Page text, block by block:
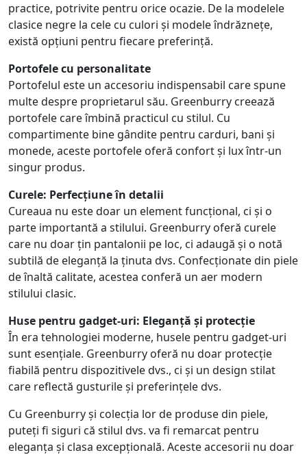
practice, potrivite pentru orice ocazie. De la modelele
clasice negre la cele cu culori și modele îndrăznețe,
există opțiuni pentru fiecare preferință.
Portofele cu personalitate
Portofelul este un accesoriu indispensabil care spune
multe despre proprietarul său. Greenburry creează
portofele care îmbină practicul cu stilul. Cu
compartimente bine gândite pentru carduri, bani și
monede, aceste portofele oferă confort și lux într-un
singur produs.
Curele: Perfecțiune în detalii
Cureaua nu este doar un element funcțional, ci și o
parte importantă a stilului. Greenburry oferă curele
care nu doar țin pantalonii pe loc, ci adaugă și o notă
subtilă de eleganță la ținuta dvs. Confecționate din piele
de înaltă calitate, acestea conferă un aer modern
stilului clasic.
Huse pentru gadget-uri: Eleganță și protecție
În era tehnologiei moderne, husele pentru gadget-uri
sunt esențiale. Greenburry oferă nu doar protecție
fiabilă pentru dispozitivele dvs., ci și un design stilat
care reflectă gusturile și preferințele dvs.
Cu Greenburry și colecția lor de produse din piele,
puteți fi siguri că stilul dvs. va fi remarcat pentru
eleganța și clasa excepțională. Aceste accesorii nu doar